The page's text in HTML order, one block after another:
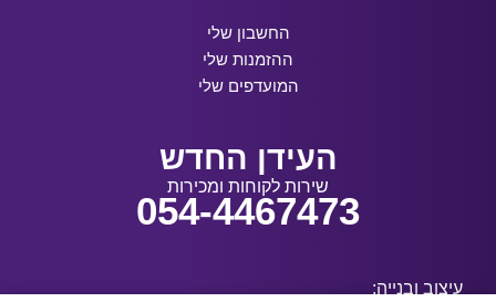
החשבון שלי
ההזמנות שלי
המועדפים שלי
העידן החדש
שירות לקוחות ומכירות
054-4467473
עיצוב ובנייה: